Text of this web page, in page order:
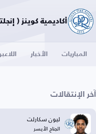
أكاديمية كوينز ( إنجلترا )
المباريات الأخبار
آخر الإنتقالات
ليون سكارلت
الجناح الأيسر